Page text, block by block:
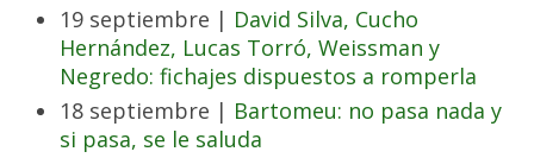
19 septiembre | David Silva, Cucho
Hernández, Lucas Torró, Weissman y
Negredo: fichajes dispuestos a romperla
18 septiembre | Bartomeu: no pasa nada y
si pasa, se le saluda